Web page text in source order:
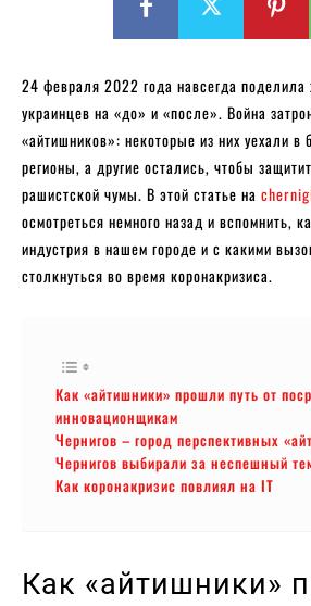
24 февраля 2022 года навсегда поделила
украинцев на «до» и «после». Война
«айтишников»: некоторые из них уехали в
регионы, а другие остались, чтобы
рашистской чумы. В этой статье на
осмотреться немного назад и вспомнить,
индустрия в нашем городе и с какими
столкнуться во время коронакризиса.
Как «айтишники» прошли путь от
инновационщикам
Чернигов – город перспективных
Чернигов выбирали за неспешный
Как коронакризис повлиял на IT
Как «айтишники»